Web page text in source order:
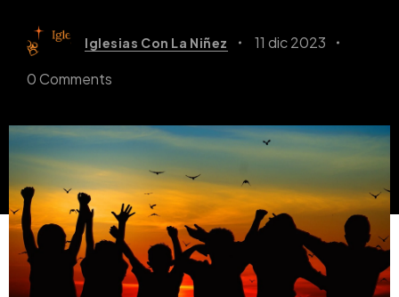
Iglesias Con La Niñez
11 dic 2023
0 Comments